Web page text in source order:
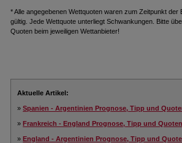
* Alle angegebenen Wettquoten waren zum Zeitpunkt der
gültig. Jede Wettquote unterliegt Schwankungen. Bitte
Quoten beim jeweiligen Wettanbieter!
Aktuelle Artikel:
»Spanien - Argentinien Prognose, Tipp und
»Frankreich - England Prognose, Tipp und Quoten
»England - Argentinien Prognose, Tipp und